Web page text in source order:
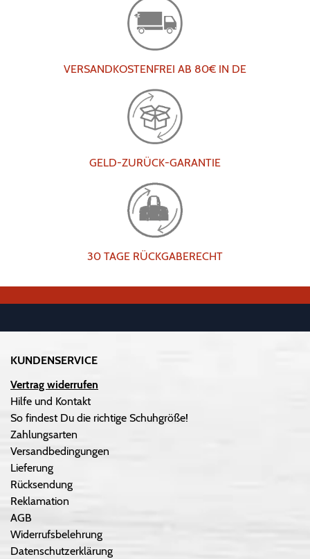
VERSANDKOSTENFREI AB 80€ IN DE
GELD-ZURÜCK-GARANTIE
30 TAGE RÜCKGABERECHT
KUNDENSERVICE
Vertrag widerrufen
Hilfe und Kontakt
So findest Du die richtige Schuhgröße!
Zahlungsarten
Versandbedingungen
Lieferung
Rücksendung
Reklamation
AGB
Widerrufsbelehrung
Datenschutzerklärung